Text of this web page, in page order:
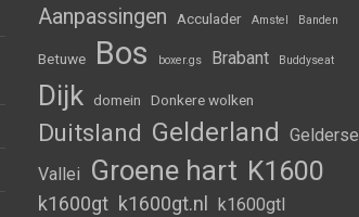
Aanpassingen Acculader Amstel Banden
Betuwe Bos boxer.gs Brabant Buddyseat
Dijk domein Donkere wolken
Duitsland Gelderland Gelderse
Vallei
Groene hart K1600
k1600gt k1600gt.nl k1600gtl